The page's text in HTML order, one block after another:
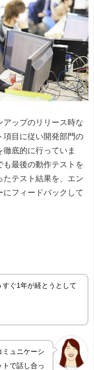
アップのリリース時な
項目に従い開発部門の
底的に行っていま
も最後の動作テストを
たテスト結果を、エン
にフィードバックして
ぐ1年が経とうとして
ミュニケーシ
トで話し合っ